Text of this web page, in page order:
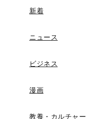
新着
ニュース
ビジネス
漫画
教養・カルチャー